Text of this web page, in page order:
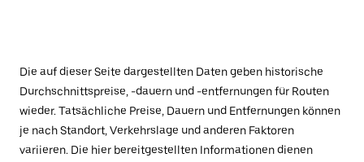
Die auf dieser Seite dargestellten Daten geben historische
Durchschnittspreise, -dauern und -entfernungen für Routen
wieder. Tatsächliche Preise, Dauern und Entfernungen können
je nach Standort, Verkehrslage und anderen Faktoren
variieren. Die hier bereitgestellten Informationen dienen